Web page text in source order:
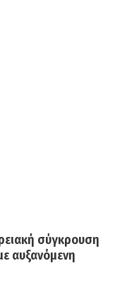
σύγκρουση
αυξανόμενη